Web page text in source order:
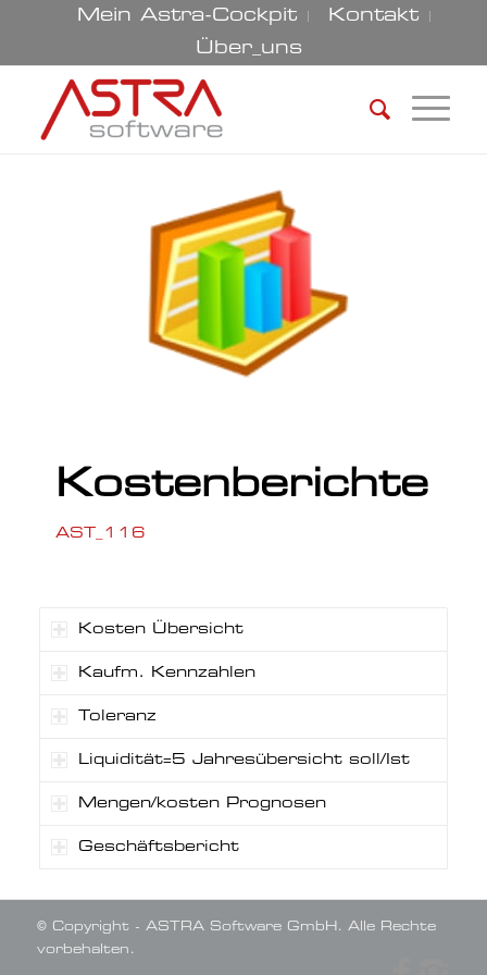
Mein Astra-Cockpit
Kontakt
Über_uns
Kostenberichte
AST_116
Kosten Übersicht
Kaufm. Kennzahlen
Toleranz
Liquidität=5 Jahresübersicht soll/Ist
Mengen/kosten Prognosen
Geschäftsbericht
© Copyright - ASTRA Software GmbH. Alle Rechte
vorbehalten.